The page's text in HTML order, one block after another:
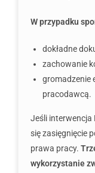
W przypadku
dokładne
zachowanie
gromadzenie
pracodawcą.
Jeśli interwencja
się zasięgnięcie
prawa pracy.
wykorzystanie